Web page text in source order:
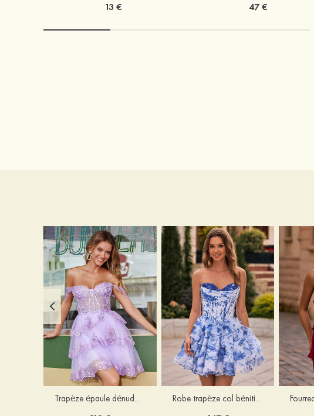
13 € 47 €
Trapèze épaule dénudée tulle courte/mini robe de fête de la rentrée avec paillettes Robe trapèze col bénitier mousseline courte/mini robe de fête de la rentrée avec appliqué